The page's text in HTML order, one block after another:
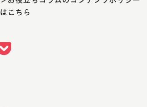
はこちら